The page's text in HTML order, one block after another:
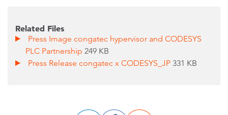
Related Files
Press Image congatec hypervisor and CODESYS
PLC Partnership 249 KB
Press Release congatec x CODESYS_JP 331 KB